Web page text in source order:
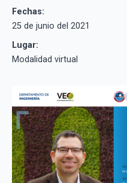
Fechas:
25 de junio del 2021
Lugar:
Modalidad virtual